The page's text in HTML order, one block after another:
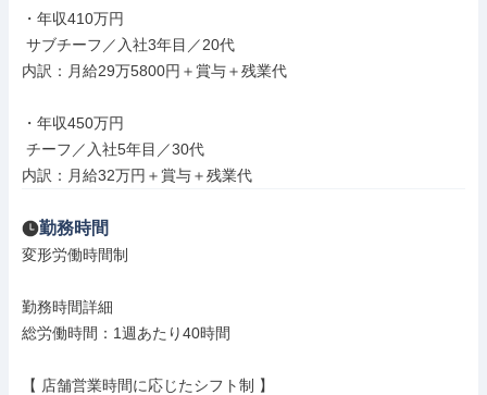
・年収410万円
内訳：月給29万5800円＋賞与＋残業代
・年収450万円
内訳：月給32万円＋賞与＋残業代
勤務時間
変形労働時間制
勤務時間詳細
総労働時間：1週あたり40時間
【 店舗営業時間に応じたシフト制 】